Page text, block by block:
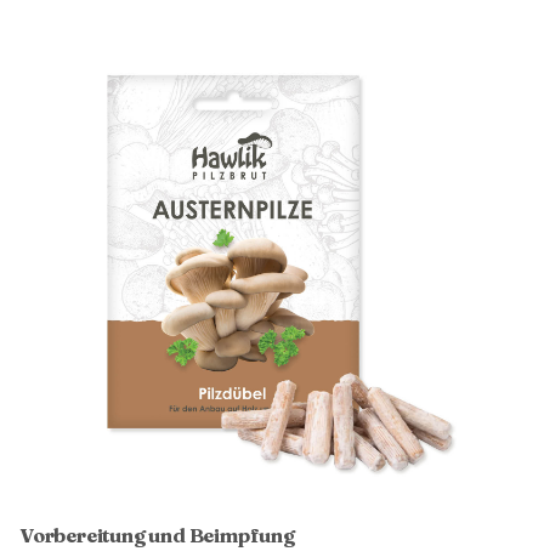
Vorbereitung und Beimpfung